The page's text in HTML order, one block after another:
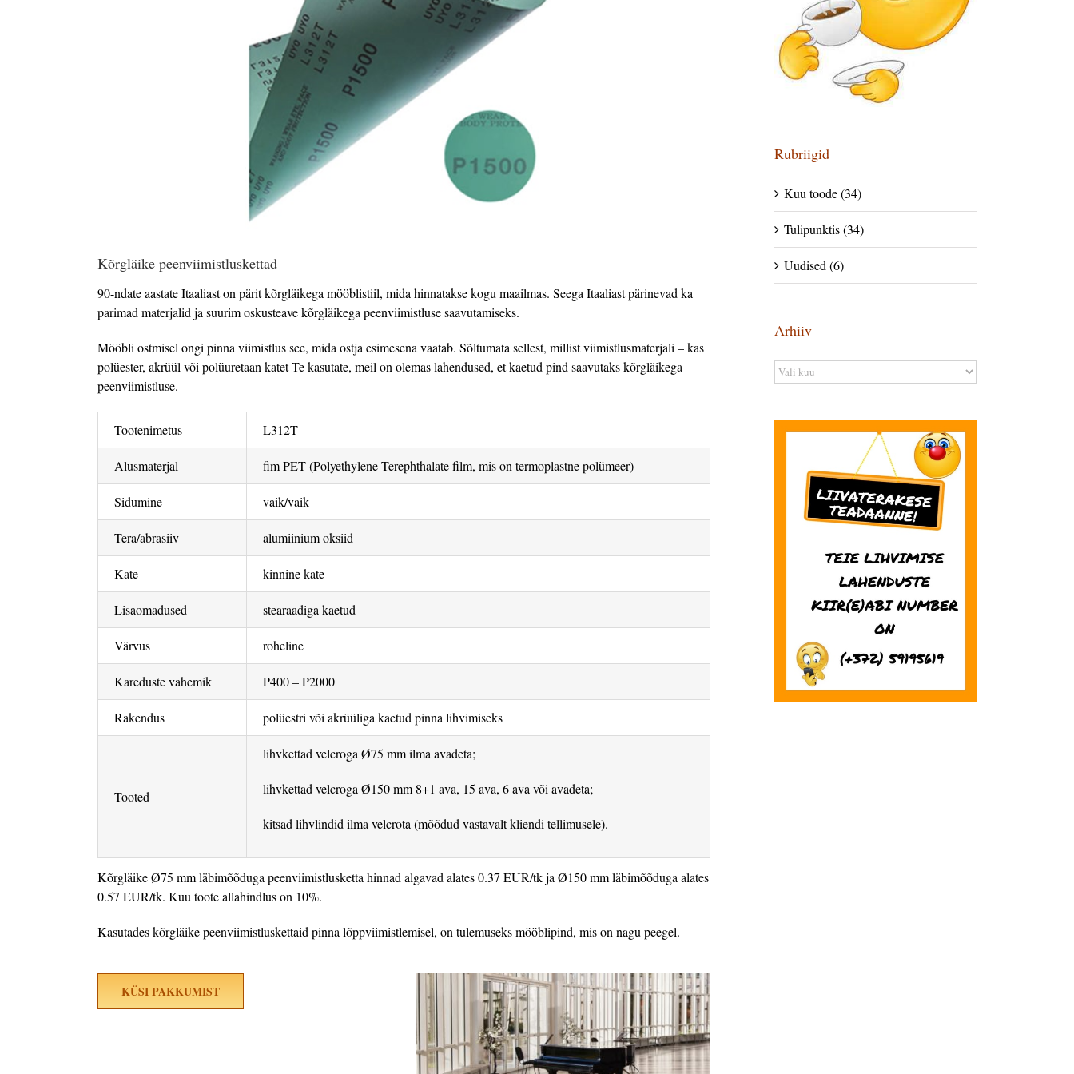
Kõrgläike peenviimistluskettad
90-ndate aastate Itaaliast on pärit kõrgläikega mööblistiil, mida hinnatakse kogu maailmas. Seega Itaaliast pärinevad ka
parimad materjalid ja suurim oskusteave kõrgläikega peenviimistluse saavutamiseks.
Mööbli ostmisel ongi pinna viimistlus see, mida ostja esimesena vaatab. Sõltumata sellest, millist viimistlusmaterjali – kas
polüester, akrüül või polüuretaan katet Te kasutate, meil on olemas lahendused, et kaetud pind saavutaks kõrgläikega
peenviimistluse.
Tootenimetus L312T
Alusmaterjal fim PET (Polyethylene Terephthalate film, mis on termoplastne polümeer)
Sidumine vaik/vaik
Tera/abrasiiv alumiinium oksiid
Kate kinnine kate
Lisaomadused stearaadiga kaetud
Värvus roheline
Kareduste vahemik P400 – P2000
Rakendus polüestri või akrüüliga kaetud pinna lihvimiseks
Tooted
lihvkettad velcroga Ø75 mm ilma avadeta;
lihvkettad velcroga Ø150 mm 8+1 ava, 15 ava, 6 ava või avadeta;
kitsad lihvlindid ilma velcrota (mõõdud vastavalt kliendi tellimusele).
Kõrgläike Ø75 mm läbimõõduga peenviimistlusketta hinnad algavad alates 0.37 EUR/tk ja Ø150 mm läbimõõduga alates
0.57 EUR/tk. Kuu toote allahindlus on 10%.
Kasutades kõrgläike peenviimistluskettaid pinna lõppviimistlemisel, on tulemuseks mööblipind, mis on nagu peegel.
KÜSI PAKKUMIST
Rubriigid
Kuu toode (34)
Tulipunktis (34)
Uudised (6)
Arhiiv
Arhiiv